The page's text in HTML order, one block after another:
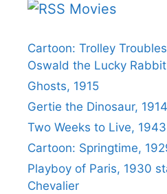
Movies
Cartoon: Trolley
Oswald the Lucky Rabbit
Ghosts, 1915
Gertie the Dinosaur, 1914
Two Weeks to Live, 1943
Cartoon: Springtime,
Playboy of Paris, 1930
Chevalier